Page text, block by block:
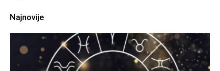
Najnovije